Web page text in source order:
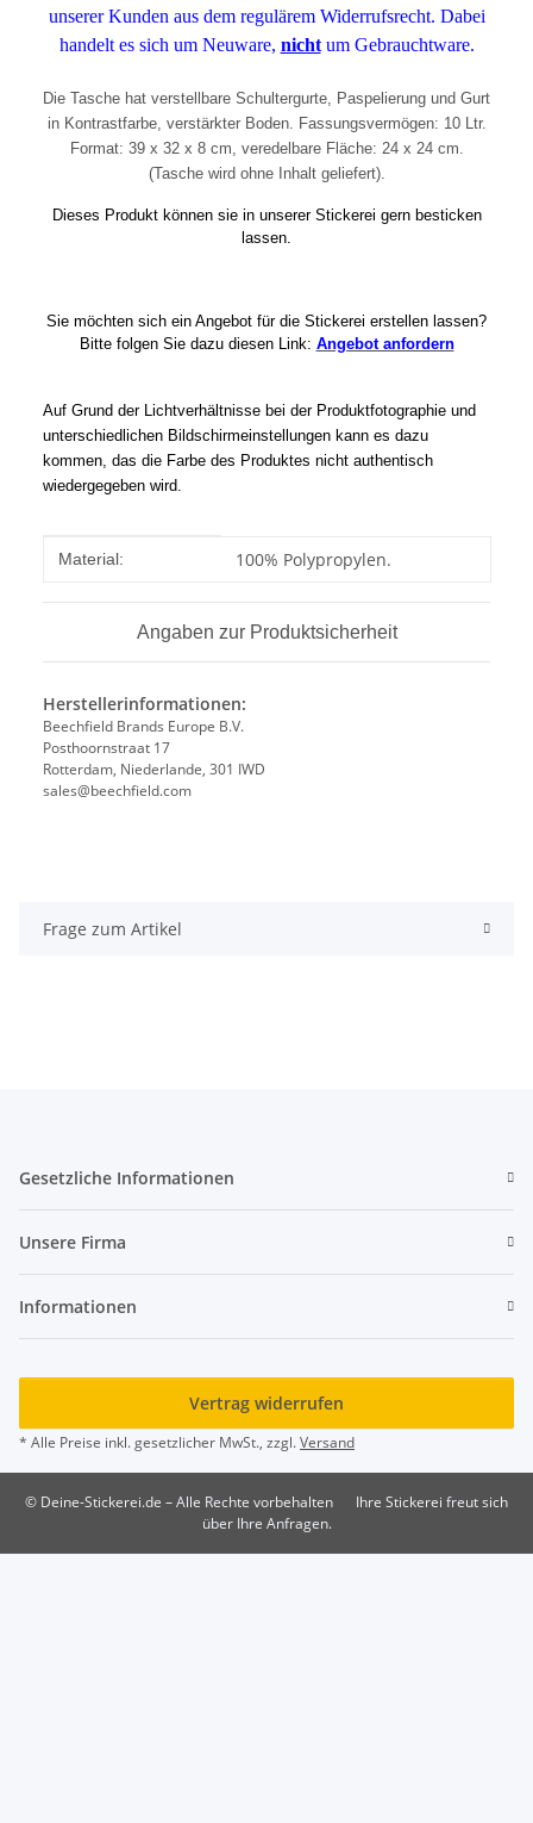
unserer Kunden aus dem regulärem Widerrufsrecht. Dabei
handelt es sich um Neuware, nichtum Gebrauchtware.
Die Tasche hat verstellbare Schultergurte, Paspelierung und Gurt
in Kontrastfarbe, verstärkter Boden. Fassungsvermögen: 10 Ltr.
Format: 39 x 32 x 8 cm, veredelbare Fläche: 24 x 24 cm.
(Tasche wird ohne Inhalt geliefert).
Dieses Produkt können sie in unserer Stickerei gern besticken
lassen.
Sie möchten sich ein Angebot für die Stickerei erstellen lassen?
Bitte folgen Sie dazu diesen Link: Angebot anfordern
Auf Grund der Lichtverhältnisse bei der Produktfotographie und
unterschiedlichen Bildschirmeinstellungen kann es dazu
kommen, das die Farbe des Produktes nicht authentisch
wiedergegeben wird.
Produkteigenschaft
Wert
Material: 100% Polypropylen.
Angaben zur Produktsicherheit
Herstellerinformationen:
Beechfield Brands Europe B.V.
Posthoornstraat 17
Rotterdam, Niederlande, 301 IWD
sales@beechfield.com
Frage zum Artikel
Gesetzliche Informationen
Unsere Firma
Informationen
Vertrag widerrufen
* Alle Preise inkl. gesetzlicher MwSt., zzgl.Versand
© Deine-Stickerei.de – Alle Rechte vorbehalten
Ihre Stickerei freut sich
über Ihre Anfragen.